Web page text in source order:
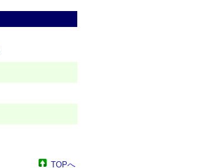
TOPへ